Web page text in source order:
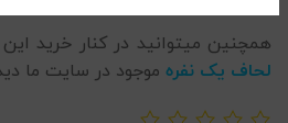
همچنین میتوانید در کنار خرید
لحاف یک نفره موجود در سایت ما